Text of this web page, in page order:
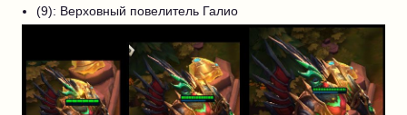
(9): Верховный повелитель Галио